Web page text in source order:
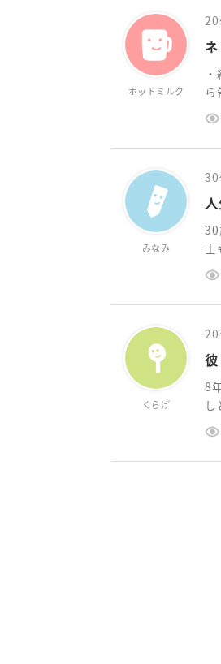
ホットミルク
みなみ
士
くらげ
8